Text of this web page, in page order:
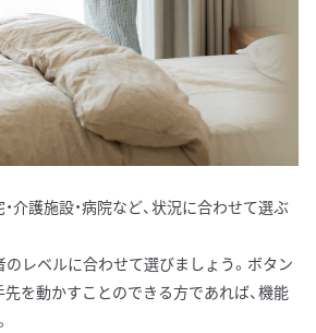
介護施設・病院など、状況に合わせて選ぶ
のレベルに合わせて選びましょう。ボタン
先を動かすことのできる方であれば、機能